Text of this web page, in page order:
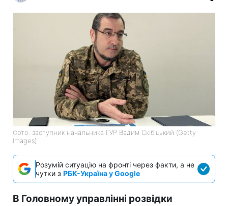
Фото: заступник начальника ГУР Вадим Скібіцький (Getty
Images)
Розумій ситуацію на фронті через факти, а не
чутки з РБК-Україна у Google
В Головному управлінні розвідки